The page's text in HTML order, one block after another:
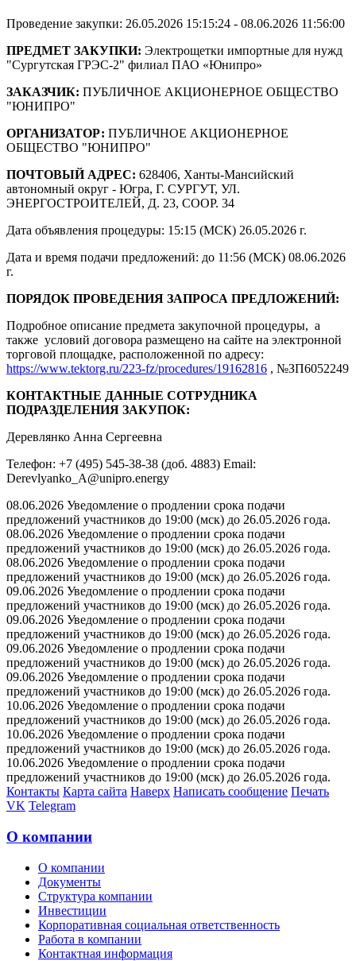
Проведение закупки: 26.05.2026 15:15:24 - 08.06.2026 11:56:00
ПРЕДМЕТ ЗАКУПКИ: Электрощетки импортные для нужд
"Сургутская ГРЭС-2" филиал ПАО «Юнипро»
ЗАКАЗЧИК: ПУБЛИЧНОЕ АКЦИОНЕРНОЕ ОБЩЕСТВО
"ЮНИПРО"
ОРГАНИЗАТОР: ПУБЛИЧНОЕ АКЦИОНЕРНОЕ
ОБЩЕСТВО "ЮНИПРО"
ПОЧТОВЫЙ АДРЕС: 628406, Ханты-Мансийский
автономный округ - Югра, Г. СУРГУТ, УЛ.
ЭНЕРГОСТРОИТЕЛЕЙ, Д. 23, СООР. 34
Дата объявления процедуры: 15:15 (МСК) 26.05.2026 г.
Дата и время подачи предложений: до 11:56 (МСК) 08.06.2026
г.
ПОРЯДОК ПРОВЕДЕНИЯ ЗАПРОСА ПРЕДЛОЖЕНИЙ:
Подробное описание предмета закупочной процедуры, а
также условий договора размещено на сайте на электронной
торговой площадке, расположенной по адресу:
https://www.tektorg.ru/223-fz/procedures/19162816 , №ЗП6052249
КОНТАКТНЫЕ ДАННЫЕ СОТРУДНИКА
ПОДРАЗДЕЛЕНИЯ ЗАКУПОК:
Деревлянко Анна Сергеевна
Телефон: +7 (495) 545-38-38 (доб. 4883) Email:
Derevlyanko_A@unipro.energy
08.06.2026 Уведомление о продлении срока подачи
предложений участников до 19:00 (мск) до 26.05.2026 года.
08.06.2026 Уведомление о продлении срока подачи
предложений участников до 19:00 (мск) до 26.05.2026 года.
08.06.2026 Уведомление о продлении срока подачи
предложений участников до 19:00 (мск) до 26.05.2026 года.
09.06.2026 Уведомление о продлении срока подачи
предложений участников до 19:00 (мск) до 26.05.2026 года.
09.06.2026 Уведомление о продлении срока подачи
предложений участников до 19:00 (мск) до 26.05.2026 года.
09.06.2026 Уведомление о продлении срока подачи
предложений участников до 19:00 (мск) до 26.05.2026 года.
09.06.2026 Уведомление о продлении срока подачи
предложений участников до 19:00 (мск) до 26.05.2026 года.
10.06.2026 Уведомление о продлении срока подачи
предложений участников до 19:00 (мск) до 26.05.2026 года.
10.06.2026 Уведомление о продлении срока подачи
предложений участников до 19:00 (мск) до 26.05.2026 года.
10.06.2026 Уведомление о продлении срока подачи
предложений участников до 19:00 (мск) до 26.05.2026 года.
Контакты Карта сайта Наверх Написать сообщение Печать
VK Telegram
О компании
О компании
Документы
Структура компании
Инвестиции
Корпоративная социальная ответственность
Работа в компании
Контактная информация